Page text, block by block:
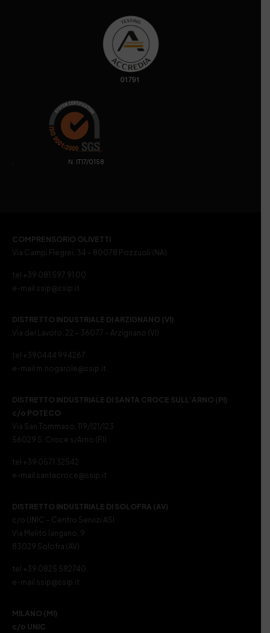
. N. IT17/0158
COMPRENSORIO OLIVETTI
Via Campi Flegrei, 34 – 80078 Pozzuoli (NA)
tel +39 081 597 91 00
e-mail ssip@ssip.it
DISTRETTO INDUSTRIALE DI ARZIGNANO (VI)
Via del Lavoro, 22 – 36077 – Arzignano (VI)
tel +390444 994267
e-mail m.nogarole@ssip.it
DISTRETTO INDUSTRIALE DI SANTA CROCE SULL’ARNO (PI)
c/o POTECO
Via San Tommaso, 119/121/123
56029 S. Croce s/Arno (PI)
tel +39 0571 32542
e-mail santacroce@ssip.it
DISTRETTO INDUSTRIALE DI SOLOFRA (AV)
c/o UNIC – Centro Servizi ASI
Via Melito Iangano, 9
83029 Solofra (AV)
tel +39 0825 582740
e-mail ssip@ssip.it
MILANO (MI)
c/o UNIC